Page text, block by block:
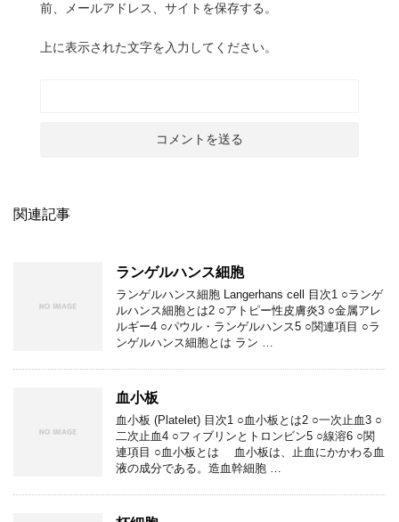
前、メールアドレス、サイトを保存する。
上に表示された文字を入力してください。
関連記事
ランゲルハンス細胞
ランゲルハンス細胞 Langerhans cell 目次1 ○ランゲ
ルハンス細胞とは2 ○アトピー性皮膚炎3 ○金属アレ
ルギー4 ○パウル・ランゲルハンス5 ○関連項目 ○ラ
ンゲルハンス細胞とは ラン …
血小板
血小板 (Platelet) 目次1 ○血小板とは2 ○一次止血3 ○
二次止血4 ○フィブリンとトロンビン5 ○線溶6 ○関
連項目 ○血小板とは 血小板は、止血にかかわる血
液の成分である。造血幹細胞 …